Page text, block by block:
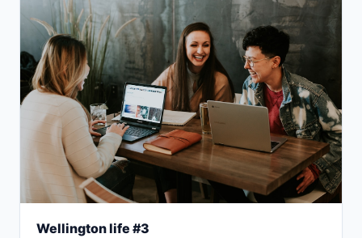
Wellington life #3